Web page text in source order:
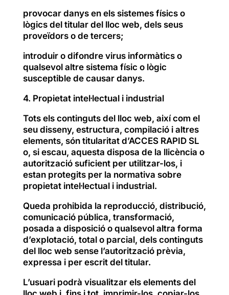
provocar danys en els sistemes físics o
lògics del titular del lloc web, dels seus
proveïdors o de tercers;
introduir o difondre virus informàtics o
qualsevol altre sistema físic o lògic
susceptible de causar danys.
4. Propietat intel·lectual i industrial
Tots els continguts del lloc web, així com el
seu disseny, estructura, compilació i altres
elements, són titularitat d’ACCES RAPID SL
o, si escau, aquesta disposa de la llicència o
autorització suficient per utilitzar-los, i
estan protegits per la normativa sobre
propietat intel·lectual i industrial.
Queda prohibida la reproducció, distribució,
comunicació pública, transformació,
posada a disposició o qualsevol altra forma
d’explotació, total o parcial, dels continguts
del lloc web sense l’autorització prèvia,
expressa i per escrit del titular.
L’usuari podrà visualitzar els elements del